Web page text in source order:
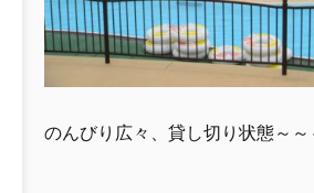
のんびり広々、貸し切り状態～～